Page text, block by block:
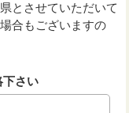
とさせていただいて
合もございますの
下さい